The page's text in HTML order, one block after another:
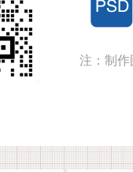
注：制作